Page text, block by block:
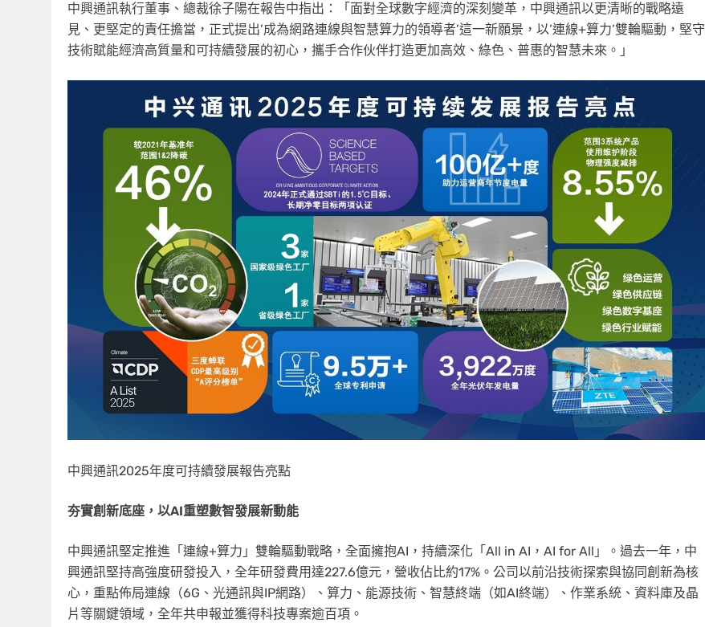
中興通訊執行董事、總裁徐子陽在報告中指出 ：
「面對全球數字經濟的深刻變革，中興通訊以更清晰的戰略遠
見、更堅定的責任擔當，正式提出’成為網路連線與智慧算力的領導者’這一新願景，以’連線+算力’雙輪驅動，堅守
技術賦能經濟高質量和可持續發展的初心，攜手合作伙伴打造更加高效、綠色、普惠的智慧未來。」
中興通訊2025年度可持續發展報告亮點
夯實創新底座，以AI重塑數智發展新動能
中興通訊堅定推進「連線+算力」雙輪驅動戰略，全面擁抱AI，持續深化「All in AI，AI for All」。過去一年，中
興通訊堅持高強度研發投入，全年研發費用達227.6億元，營收佔比約17%。公司以前沿技術探索與協同創新為核
心，重點佈局連線（6G、光通訊與IP網路）、算力、能源技術、智慧終端（如AI終端）、作業系統、資料庫及晶
片等關鍵領域，全年共申報並獲得科技專案逾百項。